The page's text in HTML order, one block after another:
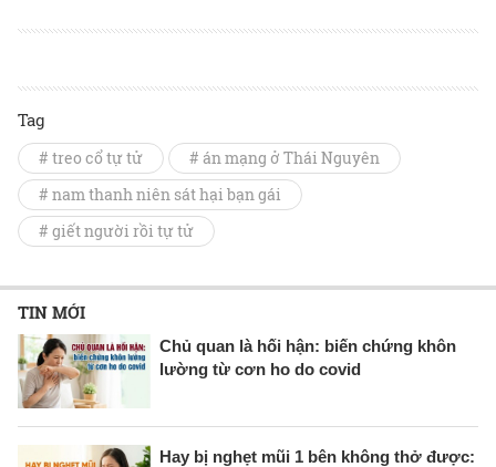
Tag
# treo cổ tự tử
# án mạng ở Thái Nguyên
# nam thanh niên sát hại bạn gái
# giết người rồi tự tử
TIN MỚI
Chủ quan là hối hận: biến chứng khôn
lường từ cơn ho do covid
Hay bị nghẹt mũi 1 bên không thở được: